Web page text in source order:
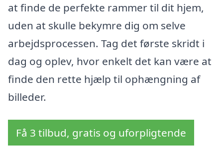
at finde de perfekte rammer til dit hjem,
uden at skulle bekymre dig om selve
arbejdsprocessen. Tag det første skridt i
dag og oplev, hvor enkelt det kan være at
finde den rette hjælp til ophængning af
billeder.
Få 3 tilbud, gratis og uforpligtende